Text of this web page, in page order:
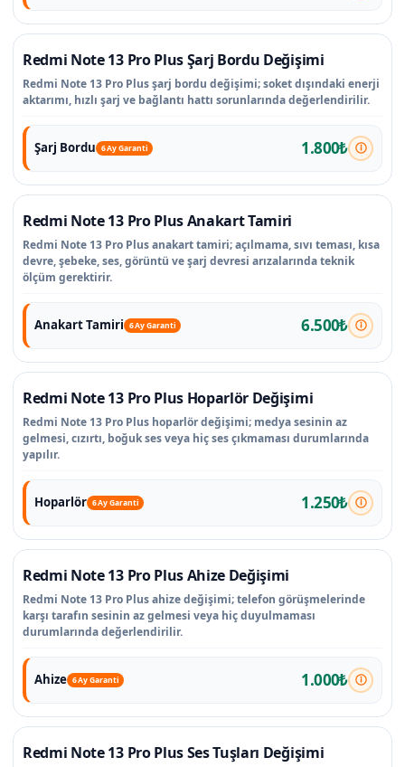
Redmi Note 13 Pro Plus Şarj Bordu Değişimi
Redmi Note 13 Pro Plus şarj bordu değişimi; soket dışındaki enerji
aktarımı, hızlı şarj ve bağlantı hattı sorunlarında değerlendirilir.
Şarj Bordu 6 Ay Garanti 1.800₺
Redmi Note 13 Pro Plus Anakart Tamiri
Redmi Note 13 Pro Plus anakart tamiri; açılmama, sıvı teması, kısa
devre, şebeke, ses, görüntü ve şarj devresi arızalarında teknik
ölçüm gerektirir.
Anakart Tamiri 6 Ay Garanti 6.500₺
Redmi Note 13 Pro Plus Hoparlör Değişimi
Redmi Note 13 Pro Plus hoparlör değişimi; medya sesinin az
gelmesi, cızırtı, boğuk ses veya hiç ses çıkmaması durumlarında
yapılır.
Hoparlör 6 Ay Garanti 1.250₺
Redmi Note 13 Pro Plus Ahize Değişimi
Redmi Note 13 Pro Plus ahize değişimi; telefon görüşmelerinde
karşı tarafın sesinin az gelmesi veya hiç duyulmaması
durumlarında değerlendirilir.
Ahize 6 Ay Garanti 1.000₺
Redmi Note 13 Pro Plus Ses Tuşları Değişimi